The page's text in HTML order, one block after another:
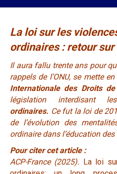
La loi sur les
ordinaires : retour
Il aura fallu trente ans pour
rappels de l’ONU, se mette
Internationale des Droits de
législation interdisant
ordinaires. Ce fut la loi de
de l’évolution des
ordinaire dans l’éducation
Pour citer cet article :
ACP-France (2025). La loi